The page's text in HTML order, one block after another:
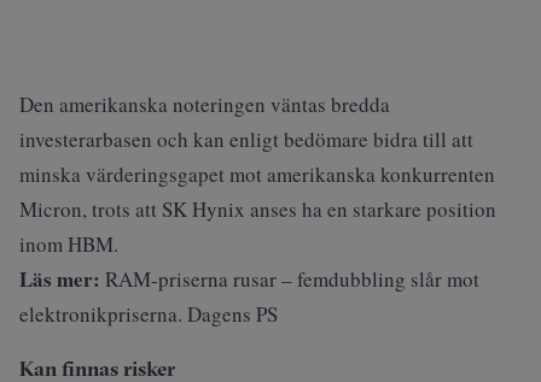
Den amerikanska noteringen väntas bredda
investerarbasen och kan enligt bedömare bidra till att
minska värderingsgapet mot amerikanska konkurrenten
Micron, trots att SK Hynix anses ha en starkare position
inom HBM.
Läs mer: RAM-priserna rusar – femdubbling slår mot
elektronikpriserna. Dagens PS
Kan finnas risker